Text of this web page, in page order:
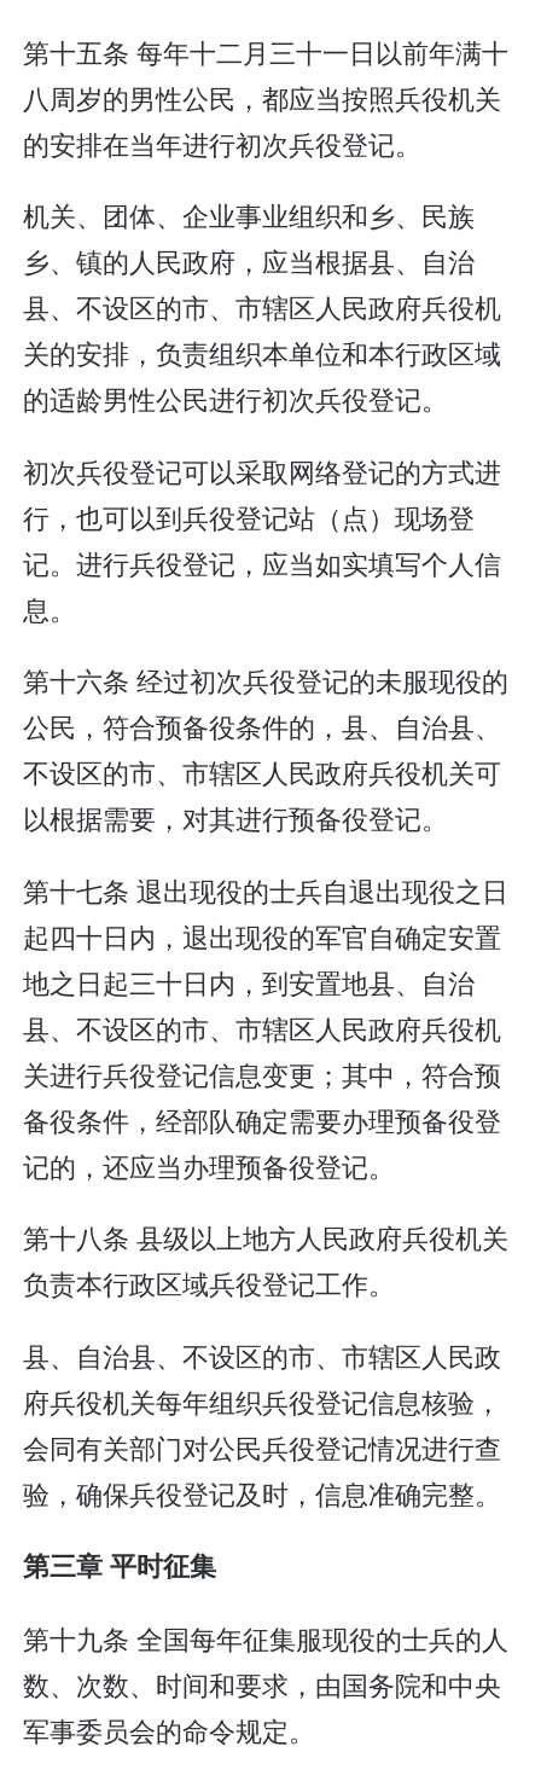
第十五条 每年十二月三十一日以前年满十
八周岁的男性公民，都应当按照兵役机关
的安排在当年进行初次兵役登记。
机关、团体、企业事业组织和乡、民族
乡、镇的人民政府，应当根据县、自治
县、不设区的市、市辖区人民政府兵役机
关的安排，负责组织本单位和本行政区域
的适龄男性公民进行初次兵役登记。
初次兵役登记可以采取网络登记的方式进
行，也可以到兵役登记站（点）现场登
记。进行兵役登记，应当如实填写个人信
息。
第十六条 经过初次兵役登记的未服现役的
公民，符合预备役条件的，县、自治县、
不设区的市、市辖区人民政府兵役机关可
以根据需要，对其进行预备役登记。
第十七条 退出现役的士兵自退出现役之日
起四十日内，退出现役的军官自确定安置
地之日起三十日内，到安置地县、自治
县、不设区的市、市辖区人民政府兵役机
关进行兵役登记信息变更；其中，符合预
备役条件，经部队确定需要办理预备役登
记的，还应当办理预备役登记。
第十八条 县级以上地方人民政府兵役机关
负责本行政区域兵役登记工作。
县、自治县、不设区的市、市辖区人民政
府兵役机关每年组织兵役登记信息核验，
会同有关部门对公民兵役登记情况进行查
验，确保兵役登记及时，信息准确完整。
第三章 平时征集
第十九条 全国每年征集服现役的士兵的人
数、次数、时间和要求，由国务院和中央
军事委员会的命令规定。